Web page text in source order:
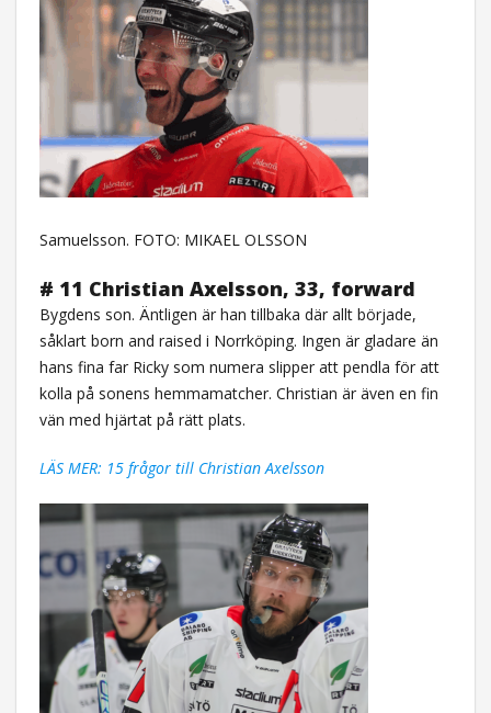
Samuelsson. FOTO: MIKAEL OLSSON
# 11 Christian Axelsson, 33, forward
Bygdens son. Äntligen är han tillbaka där allt började,
såklart born and raised i Norrköping. Ingen är gladare än
hans fina far Ricky som numera slipper att pendla för att
kolla på sonens hemmamatcher. Christian är även en fin
vän med hjärtat på rätt plats.
LÄS MER: 15 frågor till Christian Axelsson